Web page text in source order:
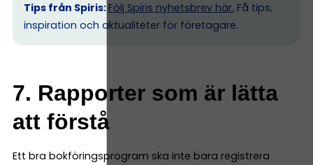
Tips från Spiris: Följ Spiris nyhetsbrev här. Få tips,
inspiration och aktualiteter för företagare.
7. Rapporter som är lätta
att förstå
Ett bra bokföringsprogram ska inte bara registrera